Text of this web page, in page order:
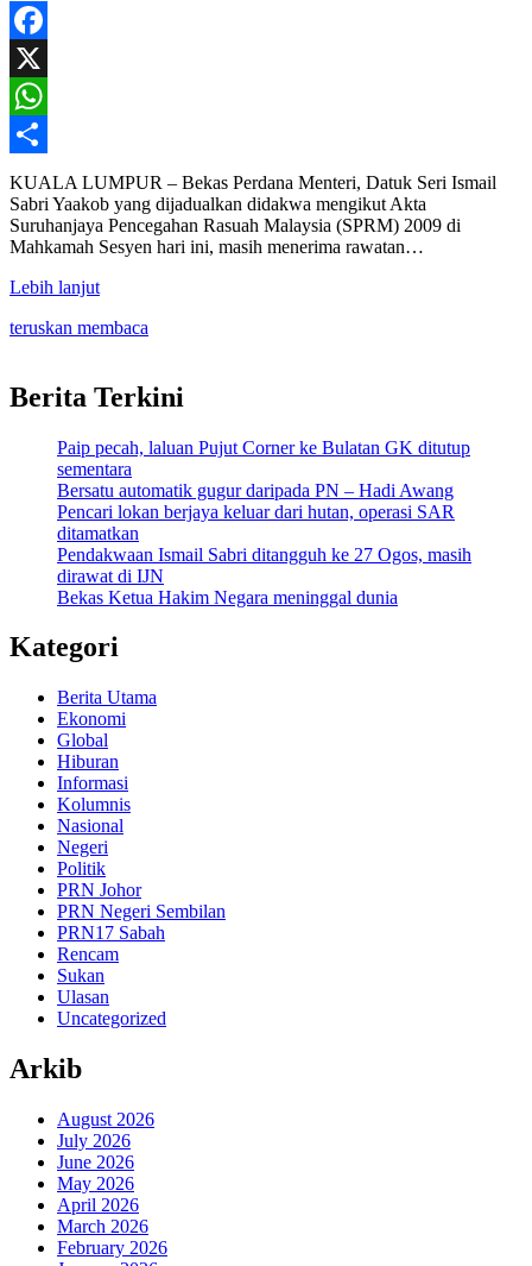
Facebook
X
WhatsApp
Share
KUALA LUMPUR – Bekas Perdana Menteri, Datuk Seri Ismail
Sabri Yaakob yang dijadualkan didakwa mengikut Akta
Suruhanjaya Pencegahan Rasuah Malaysia (SPRM) 2009 di
Mahkamah Sesyen hari ini, masih menerima rawatan…
Lebih lanjut
teruskan membaca
Berita Terkini
Paip pecah, laluan Pujut Corner ke Bulatan GK ditutup
sementara
Bersatu automatik gugur daripada PN – Hadi Awang
Pencari lokan berjaya keluar dari hutan, operasi SAR
ditamatkan
Pendakwaan Ismail Sabri ditangguh ke 27 Ogos, masih
dirawat di IJN
Bekas Ketua Hakim Negara meninggal dunia
Kategori
Berita Utama
Ekonomi
Global
Hiburan
Informasi
Kolumnis
Nasional
Negeri
Politik
PRN Johor
PRN Negeri Sembilan
PRN17 Sabah
Rencam
Sukan
Ulasan
Uncategorized
Arkib
August 2026
July 2026
June 2026
May 2026
April 2026
March 2026
February 2026